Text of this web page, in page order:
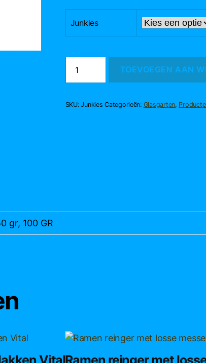
Junkies
Junkie
Bites
TOEVOEGEN AAN
SKU:Junkies Categorieën: Glasgarten,
gr, 100 GR